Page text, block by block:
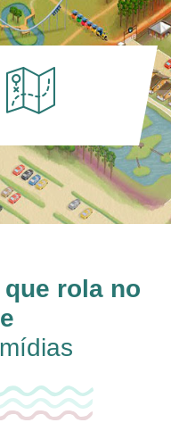
rola no